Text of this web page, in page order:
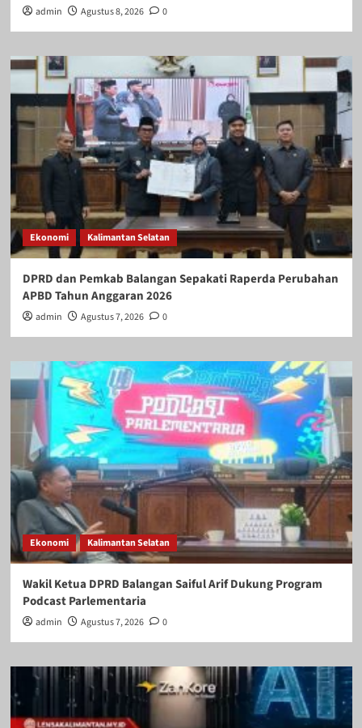
admin Agustus 8, 2026 0
Ekonomi Kalimantan Selatan
DPRD dan Pemkab Balangan Sepakati Raperda Perubahan
APBD Tahun Anggaran 2026
admin Agustus 7, 2026 0
Ekonomi Kalimantan Selatan
Wakil Ketua DPRD Balangan Saiful Arif Dukung Program
Podcast Parlementaria
admin Agustus 7, 2026 0